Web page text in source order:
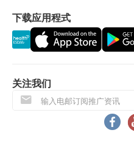
下载应用程式
关注我们